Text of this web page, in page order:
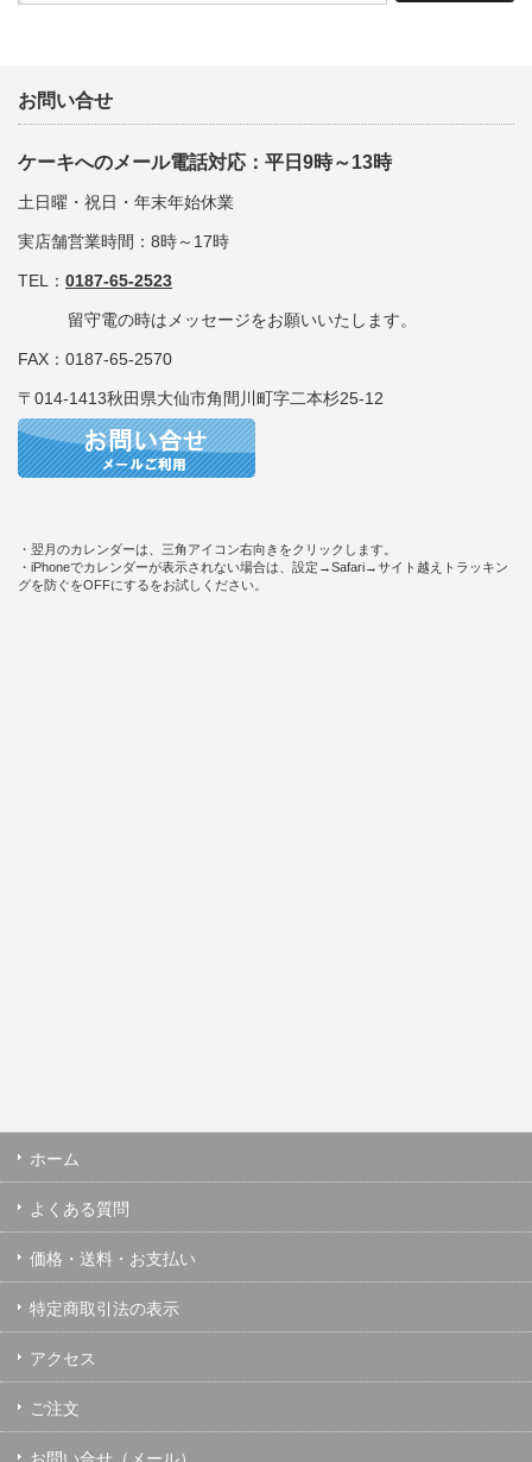
お問い合せ
ケーキへのメール電話対応：平日9時～13時
土日曜・祝日・年末年始休業
実店舗営業時間：8時～17時
TEL： 0187-65-2523
留守電の時はメッセージをお願いいたします。
FAX：0187-65-2570
〒014-1413秋田県大仙市角間川町字二本杉25-12
・翌月のカレンダーは、三角アイコン右向きをクリックします。
・iPhoneでカレンダーが表示されない場合は、設定→Safari→サイト越えトラッキン
グを防ぐをOFFにするをお試しください。
ホーム
よくある質問
価格・送料・お支払い
特定商取引法の表示
アクセス
ご注文
お問い合せ（メール）